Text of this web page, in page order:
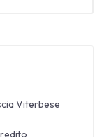
Viterbese